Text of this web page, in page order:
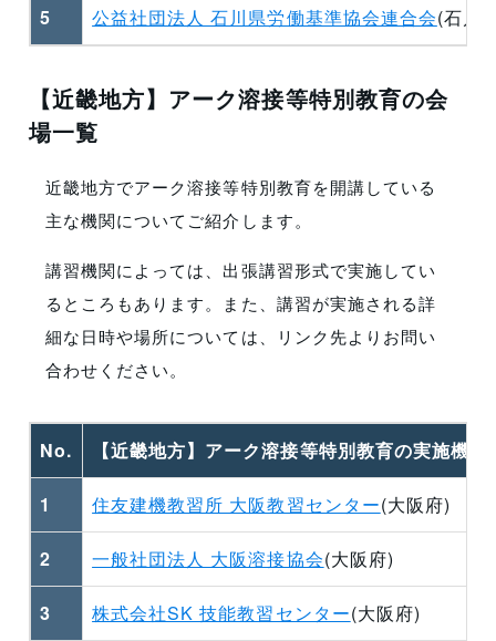
5 公益社団法人 石川県労働基準協会連合会(石川
【近畿地方】アーク溶接等特別教育の会
場一覧
近畿地方でアーク溶接等特別教育を開講している
主な機関についてご紹介します。
講習機関によっては、出張講習形式で実施してい
るところもあります。また、講習が実施される詳
細な日時や場所については、リンク先よりお問い
合わせください。
No. 【近畿地方】アーク溶接等特別教育の実施機関
1 住友建機教習所 大阪教習センター(大阪府)
2 一般社団法人 大阪溶接協会(大阪府)
3 株式会社SK 技能教習センター(大阪府)